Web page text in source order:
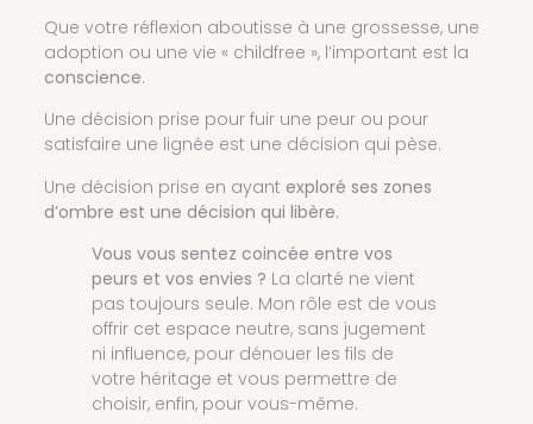
Que votre réflexion aboutisse à une grossesse, une
adoption ou une vie « childfree », l’important est la
conscience.
Une décision prise pour fuir une peur ou pour
satisfaire une lignée est une décision qui pèse.
Une décision prise en ayant exploré ses zones
d’ombre est une décision qui libère.
Vous vous sentez coincée entre vos
peurs et vos envies ? La clarté ne vient
pas toujours seule. Mon rôle est de vous
offrir cet espace neutre, sans jugement
ni influence, pour dénouer les fils de
votre héritage et vous permettre de
choisir, enfin, pour vous-même.